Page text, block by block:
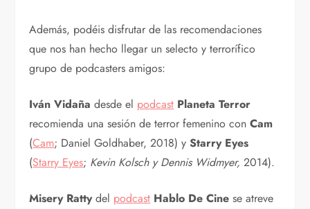
Además, podéis disfrutar de las recomendaciones
que nos han hecho llegar un selecto y terrorífico
grupo de podcasters amigos:
Iván Vidaña desde el podcast Planeta Terror
recomienda una sesión de terror femenino conCam
(Cam; Daniel Goldhaber, 2018) yStarry Eyes
(Starry Eyes; Kevin Kolsch y Dennis Widmyer,2014).
Misery Rattydel podcast Hablo De Cine se atreve